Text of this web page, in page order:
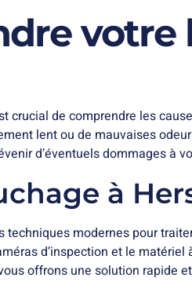
votre
crucial de comprendre les
lent ou de mauvaises
d’éventuels dommages à
à
modernes pour
d’inspection et le
offrons une solution rapide